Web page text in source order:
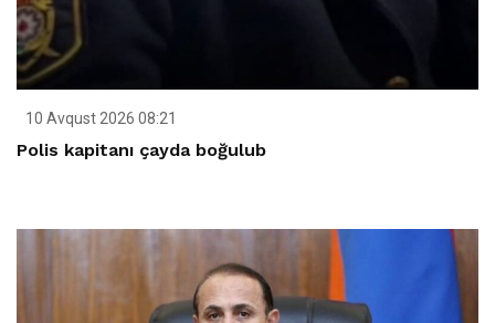
10 Avqust 2026 08:21
Polis kapitanı çayda boğulub